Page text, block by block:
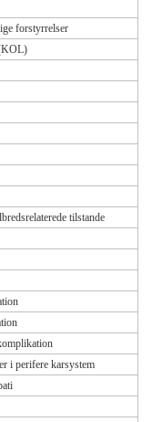
forstyrrelser
tilstande
i perifere karsystem